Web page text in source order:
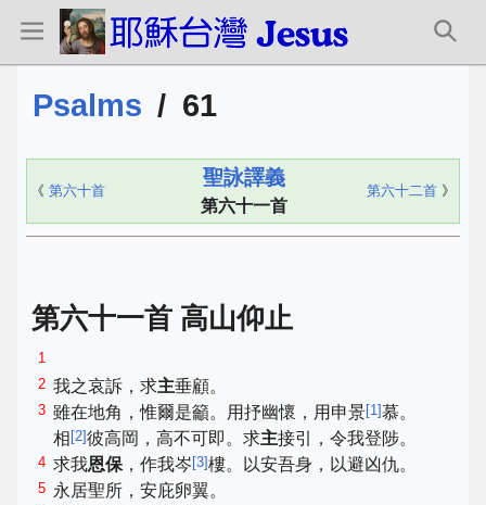
Psalms / 61
《 第六十首
聖詠譯義
第六十一首
第六十二首 》
第六十一首 高山仰止
1
2 我之哀訴，求主垂顧。
3 雖在地角，惟爾是籲。用抒幽懷，用申景[1]慕。
相 [2]彼高岡，高不可即。求主接引，令我登陟。
4 求我恩保，作我岑 [3]樓。以安吾身，以避凶仇。
5 永居聖所，安庇卵翼。